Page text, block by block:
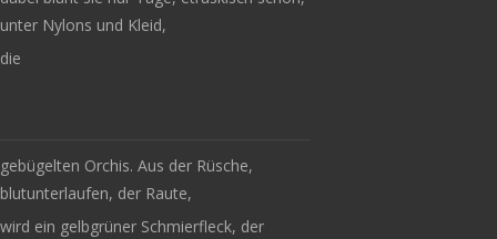
unter Nylons und Kleid,
die
gebügelten Orchis. Aus der Rüsche,
blutunterlaufen, der Raute,
wird ein gelbgrüner Schmierfleck, der